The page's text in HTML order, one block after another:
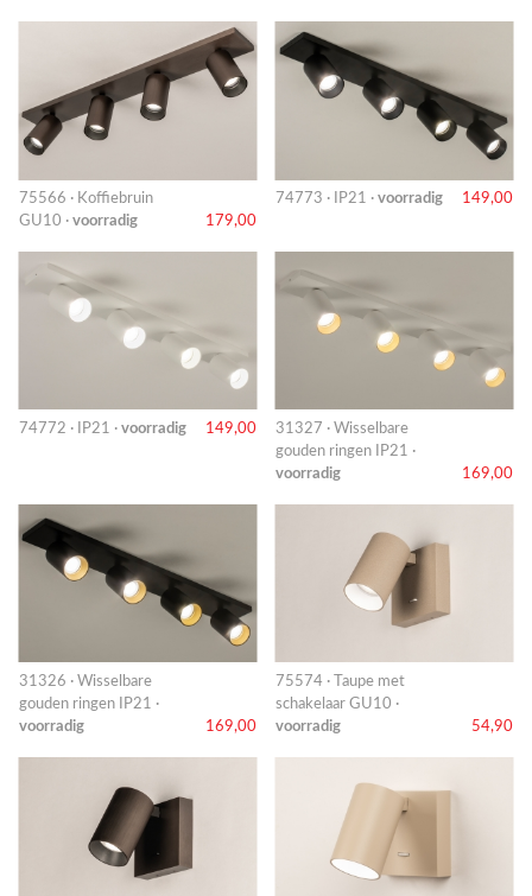
75566 · Koffiebruin
GU10 · voorradig 179,00
74773 · IP21 · voorradig 149,00
74772 · IP21 · voorradig 149,00
31327 · Wisselbare
gouden ringen IP21 ·
voorradig
169,00
31326 · Wisselbare
gouden ringen IP21 ·
voorradig
169,00
75574 · Taupe met
schakelaar GU10 ·
voorradig
54,90